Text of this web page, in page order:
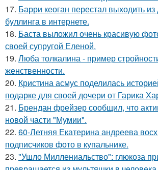
17. Барри кеоган перестал выходить из
буллинга в интернете.
18. Баста выложил очень красивую
своей супругой Еленой.
19. Люба толкалина - пример
женственности.
20. Кристина асмус поделилась
подарке для своей дочери от Гарика
21. Брендан фрейзер сообщил, что
новой части "Мумии".
22. 60-Летняя Екатерина андреева
подписчиков фото в купальнике.
23. "Ушло Миллениальство": глюкоза